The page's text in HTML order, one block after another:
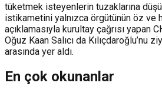
tüketmek isteyenlerin tuzaklarına
istikametini yalnızca örgütünün öz ve
açıklamasıyla kurultay çağrısı yapan
Oğuz Kaan Salıcı da Kılıçdaroğlu’nu
arasında yer aldı.
En çok okunanlar